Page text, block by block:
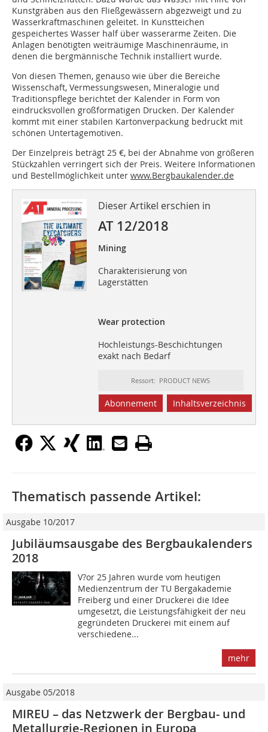
Kunstgräben aus den Fließgewässern abgezweigt und zu
Wasserkraftmaschinen geleitet. In Kunstteichen
gespeichertes Wasser half über wasserarme Zeiten. Die
Anlagen benötigten weiträumige Maschinenräume, in
denen die bergmännische Technik installiert wurde.
Von diesen Themen, genauso wie über die Bereiche
Wissenschaft, Vermessungswesen, Mineralogie und
Traditionspflege berichtet der Kalender in Form von
eindrucksvollen großformatigen Drucken. Der Kalender
kommt mit einer stabilen Kartonverpackung bedruckt mit
schönen Untertagemotiven.
Der Einzelpreis beträgt 25 €, bei der Abnahme von größeren
Stückzahlen verringert sich der Preis. Weitere Informationen
und Bestellmöglichkeit unter www.Bergbaukalender.de
Dieser Artikel erschien in
AT 12/2018
Mining
Charakterisierung von
Lagerstätten
Wear protection
Hochleistungs-Beschichtungen
exakt nach Bedarf
Ressort: PRODUCT NEWS
Abonnement Inhaltsverzeichnis
Thematisch passende Artikel:
Ausgabe 10/2017
Jubiläumsausgabe des Bergbaukalenders
2018
V?or 25 Jahren wurde vom heutigen
Medienzentrum der TU Bergakademie
Freiberg und einer Druckerei die Idee
umgesetzt, die Leistungsfähigkeit der neu
gegründeten ­Druckerei mit einem auf
verschiedene...
mehr
Ausgabe 05/2018
MIREU – das Netzwerk der Bergbau- und
Metallurgie-Regionen in Europa